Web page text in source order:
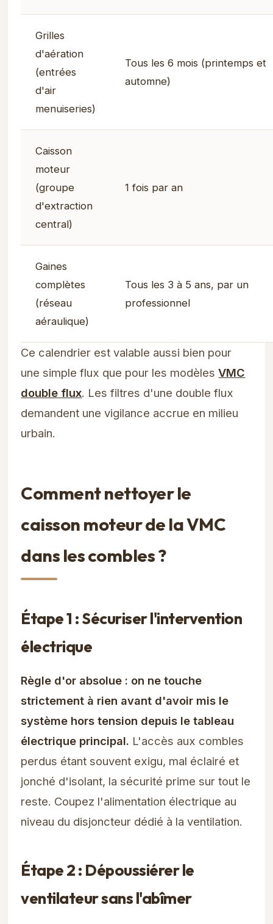
Grilles
d'aération
(entrées
d'air
menuiseries)
Tous les 6 mois (printemps et
automne)
Caisson
moteur
(groupe
d'extraction
central)
1 fois par an
Gaines
complètes
(réseau
aéraulique)
Tous les 3 à 5 ans, par un
professionnel
Ce calendrier est valable aussi bien pour
une simple flux que pour les modèlesVMC
double flux. Les filtres d'une double flux
demandent une vigilance accrue en milieu
urbain.
Comment nettoyer le
caisson moteur de la VMC
dans les combles ?
Étape 1 : Sécuriser l'intervention
électrique
Règle d'or absolue : on ne touche
strictement à rien avant d'avoir mis le
système hors tension depuis le tableau
électrique principal. L'accès aux combles
perdus étant souvent exigu, mal éclairé et
jonché d'isolant, la sécurité prime sur tout le
reste. Coupez l'alimentation électrique au
niveau du disjoncteur dédié à la ventilation.
Étape 2 : Dépoussiérer le
ventilateur sans l'abîmer